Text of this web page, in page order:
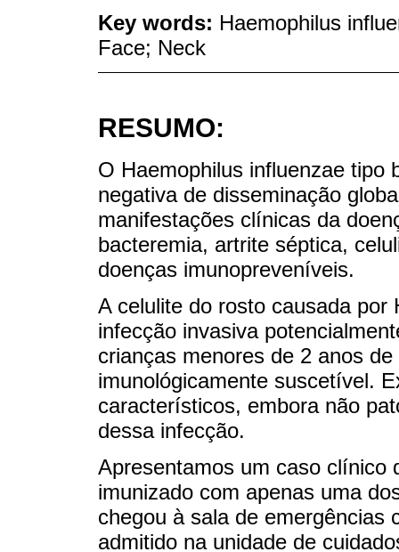
Key words: Haemophilus
Face; Neck
RESUMO:
O Haemophilus influenzae tipo
negativa de disseminação
manifestações clínicas da
bacteremia, artrite séptica,
doenças imunopreveníveis.
A celulite do rosto causada por
infecção invasiva
crianças menores de 2 anos
imunológicamente suscetível.
característicos, embora não
dessa infecção.
Apresentamos um caso clínico
imunizado com apenas uma
chegou à sala de emergências
admitido na unidade de